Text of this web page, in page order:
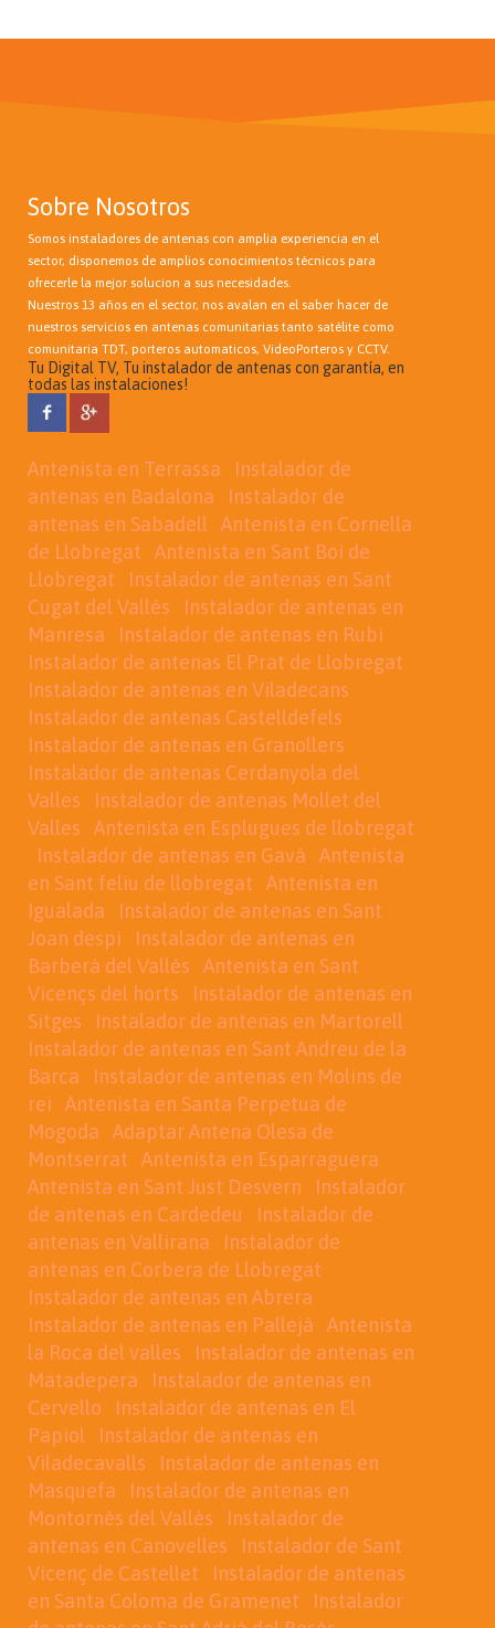
Sobre Nosotros
Somos instaladores de antenas con amplia experiencia en el
sector, disponemos de amplios conocimientos técnicos para
ofrecerle la mejor solucion a sus necesidades.
Nuestros 13 años en el sector, nos avalan en el saber hacer de
nuestros servicios en antenas comunitarias tanto satélite como
comunitaria TDT, porteros automaticos, VideoPorteros y CCTV.
Tu Digital TV, Tu instalador de antenas con garantía, en
todas las instalaciones!
Antenista en Terrassa
Instalador de
antenas en Badalona
Instalador de
antenas en Sabadell
Antenista en Cornella
de Llobregat
Antenista en Sant Boi de
Llobregat
Instalador de antenas en Sant
Cugat del Vallés
Instalador de antenas en
Manresa
Instalador de antenas en Rubi
Instalador de antenas El Prat de Llobregat
Instalador de antenas en Viladecans
Instalador de antenas Castelldefels
Instalador de antenas en Granollers
Instalador de antenas Cerdanyola del
Valles
Instalador de antenas Mollet del
Valles
Antenista en Esplugues de llobregat
Instalador de antenas en Gavá
Antenista
en Sant feliu de llobregat
Antenista en
Igualada
Instalador de antenas en Sant
Joan despi
Instalador de antenas en
Barberá del Vallés
Antenista en Sant
Vicençs del horts
Instalador de antenas en
Sitges
Instalador de antenas en Martorell
Instalador de antenas en Sant Andreu de la
Barca
Instalador de antenas en Molins de
rei
Antenista en Santa Perpetua de
Mogoda
Adaptar Antena Olesa de
Montserrat
Antenista en Esparraguera
Antenista en Sant Just Desvern
Instalador
de antenas en Cardedeu
Instalador de
antenas en Vallirana
Instalador de
antenas en Corbera de Llobregat
Instalador de antenas en Abrera
Instalador de antenas en Pallejà
Antenista
la Roca del valles
Instalador de antenas en
Matadepera
Instalador de antenas en
Cervello
Instalador de antenas en El
Papiol
Instalador de antenas en
Viladecavalls
Instalador de antenas en
Masquefa
Instalador de antenas en
Montornès del Vallès
Instalador de
antenas en Canovelles
Instalador de Sant
Vicenç de Castellet
Instalador de antenas
en Santa Coloma de Gramenet
Instalador